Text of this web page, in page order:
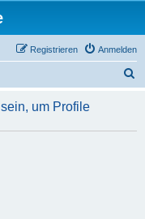
Anmelden
Registrieren
h
um Profile